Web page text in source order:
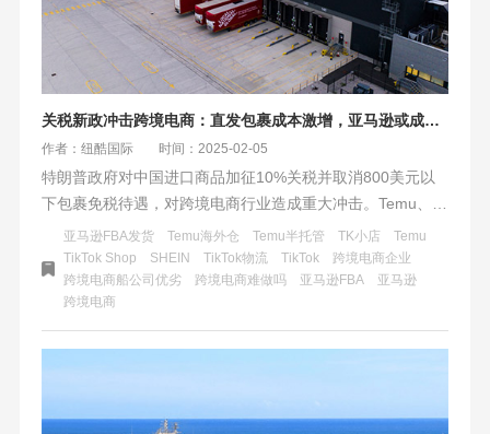
关税新政冲击跨境电商：直发包裹成本激增，亚马逊或成赢家？
作者：纽酷国际 时间：2025-02-05
特朗普政府对中国进口商品加征10%关税并取消800美元以
下包裹免税待遇，对跨境电商行业造成重大冲击。Temu、
Shein等平台面临成本激增、价格优势削弱和物流效率下降的
挑战，被迫转向海外仓和半托管模式。亚马逊等本土平台可
能受益，但同样面临成本压力。政策加速了行业向合规化、
本地化转型，重塑全球电商竞争格局，同时影响美国消费者
的选择与低价商品供应。
亚马逊FBA发货 Temu海外仓 Temu半托管 TK小店
Temu
TikTok Shop
SHEIN TikTok物流 TikTok
跨境电商企业
跨境电商船公司优劣
跨境电商难做吗 ​亚马逊FBA
亚马逊
跨境电商